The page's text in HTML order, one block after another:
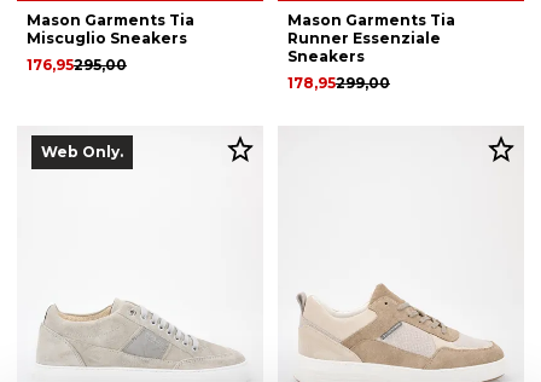
Mason Garments Tia
Miscuglio Sneakers
295,00
176,95
Mason Garments Tia
Runner Essenziale
Sneakers
299,00
178,95
Web Only.